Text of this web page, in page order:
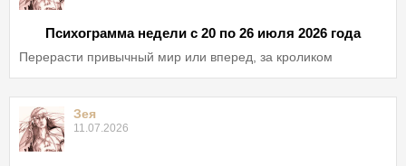
Психограмма недели с 20 по 26 июля 2026 года
Перерасти привычный мир или вперед, за кроликом
Зея
11.07.2026